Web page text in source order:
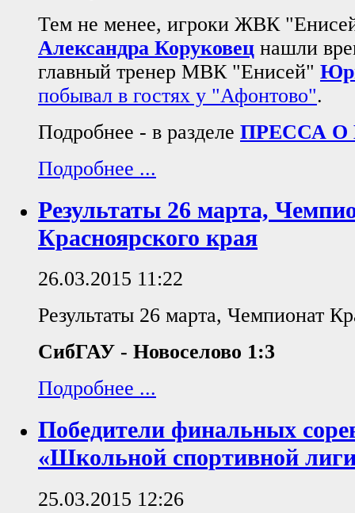
Тем не менее, игроки ЖВК
Александра Коруковец нашли
главный тренер МВК "Енисей"
побывал в гостях у "Афонтово".
Подробнее - в разделе ПРЕССА О
Подробнее ...
Результаты 26 марта,
Красноярского края
26.03.2015 11:22
Результаты 26 марта, Чемпионат
СибГАУ - Новоселово 1:3
Подробнее ...
Победители финальных
«Школьной спортивной
25.03.2015 12:26